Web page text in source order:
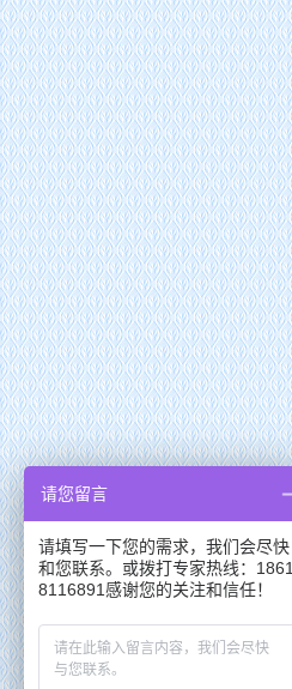
请您留言
请填写一下您的需求，我们会尽快
和您联系。或拨打专家热线：1861
8116891感谢您的关注和信任！